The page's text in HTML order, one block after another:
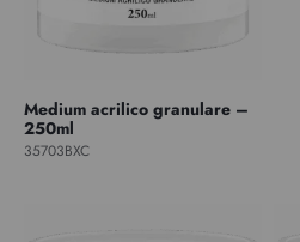
Medium acrilico granulare –
250ml
35703BXC